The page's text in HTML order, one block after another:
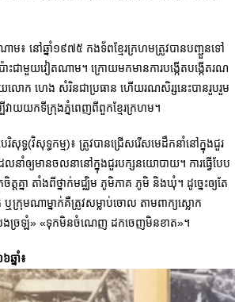
ាម៖ នៅឆ្នាំ១៩៧៥ កងទ័ពខ្មែរក្រហមត្រូវបានបញ្ជួនទៅ
ប៉ោះជាមួយវៀតណាម។ ក្រោយមកមានការបង្កើតបង្កើតរណ
យលោក ហេង សំរិនជាប្រធាន ហើយរណសិរ្សនេះបានរួបរួម
ាយយកទីក្រុងភ្នំពេញពីពួកខ្មែរក្រហម។
ទ្ធ(វិសុទ្ធកម្ម)៖ ត្រូវបានជ្រើសរើសមេដឹកនាំនៅក្នុងជួរ
នាំឲ្យមានចលនានៅក្នុងជួរបក្សនយោបាយ។ ការធ្វើបែប
តគ្នា តាំងពីថ្នាក់មជ្ឈិម ភូមិភាគ ភូមិ និងឃុំ។ ដូច្នេះឲ្យតែ
ក្រុមណាម្នាក់គឺត្រូវសម្លាប់ចោល តាមពាក្យស្លោក
ែងច្រឡំ» «ទុកមិនចំណេញ ដកចេញមិនខាត»។
ឆ្នាំ៖